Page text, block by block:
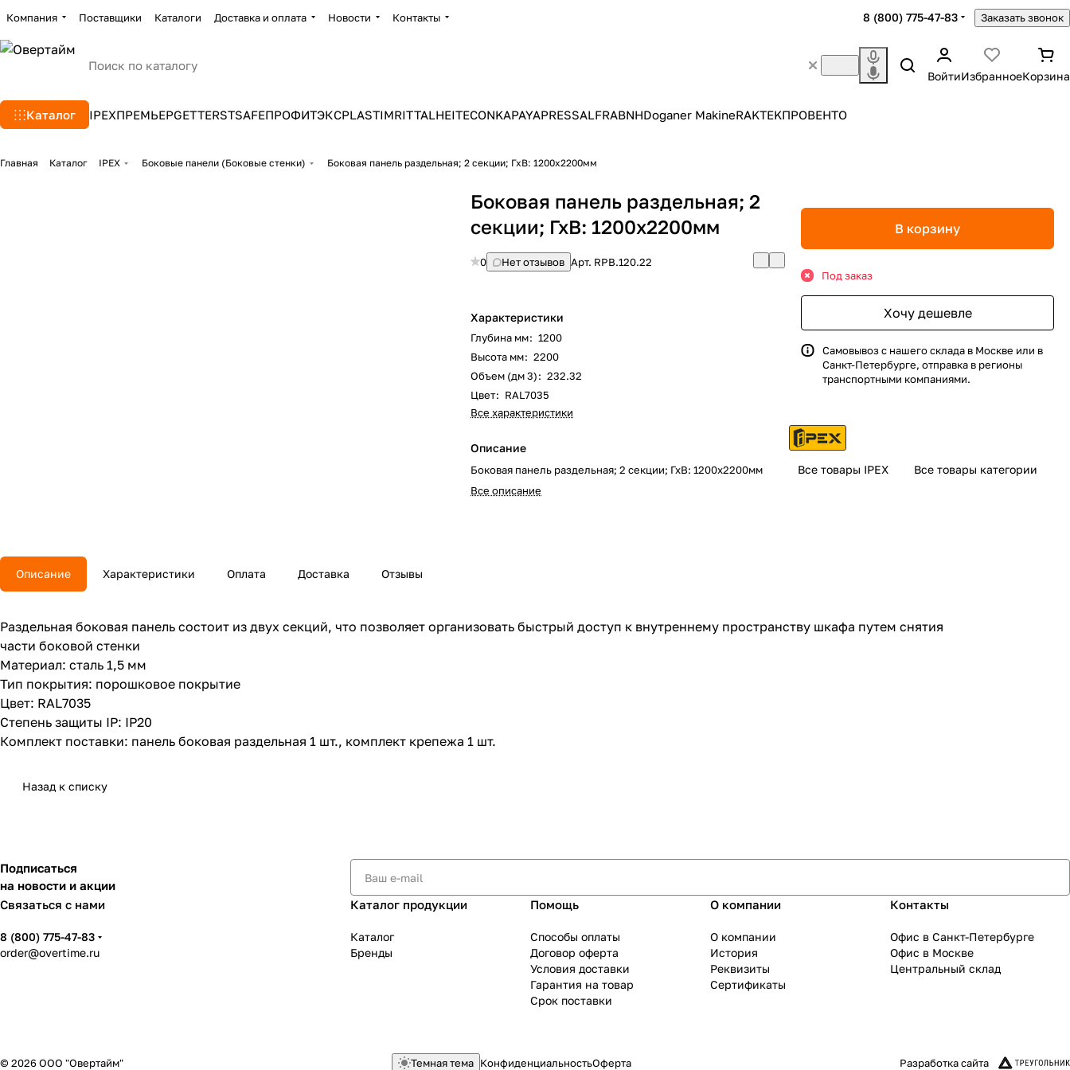
Компания Поставщики Каталоги Доставка и оплата Новости Контакты 8 (800) 775-47-83 Заказать звонок
ВойтиИзбранноеКорзина
Каталог IPEXПРЕМЬЕРGETTERSTSAFEПРОФИТЭКСPLASTIMRITTALHEITECONKAPAYAPRESSALFRABNHDoganer MakineRAKTEKПРОВЕНТО
Главная Каталог IPEX Боковые панели (Боковые стенки) Боковая панель раздельная; 2 секции; ГхВ: 1200х2200мм
Боковая панель раздельная; 2
секции; ГхВ: 1200х2200мм
0 Нет отзывов Арт. RPB.120.22
Характеристики
Глубина мм: 1200
Высота мм: 2200
Объем (дм 3): 232.32
Цвет: RAL7035
Все характеристики
Описание
Боковая панель раздельная; 2 секции; ГхВ: 1200х2200мм
Все описание
В корзину
Под заказ
Хочу дешевле
Самовывоз с нашего склада в Москве или в
Санкт-Петербурге, отправка в регионы
транспортными компаниями.
Все товары IPEX Все товары категории
Описание Характеристики Оплата Доставка Отзывы
Раздельная боковая панель состоит из двух секций, что позволяет организовать быстрый доступ к внутреннему пространству шкафа путем снятия
части боковой стенки
Материал: сталь 1,5 мм
Тип покрытия: порошковое покрытие
Цвет: RAL7035
Степень защиты IP: IP20
Комплект поставки: панель боковая раздельная 1 шт., комплект крепежа 1 шт.
Назад к списку
Подписаться
на новости и акции
Связаться с нами
8 (800) 775-47-83
order@overtime.ru
Каталог продукции
Каталог
Бренды
Помощь
Способы оплаты
Договор оферта
Условия доставки
Гарантия на товар
Срок поставки
О компании
О компании
История
Реквизиты
Сертификаты
Контакты
Офис в Санкт-Петербурге
Офис в Москве
Центральный склад
© 2026 ООО "Овертайм" Темная тема КонфиденциальностьОферта Разработка сайта